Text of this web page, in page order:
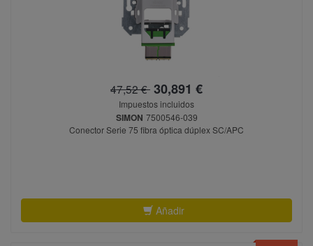
47,52 € 30,891 €
Impuestos incluidos
SIMON 7500546-039
Conector Serie 75 fibra óptica dúplex SC/APC
Añadir